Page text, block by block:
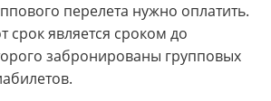
перелета нужно оплатить.
срок является сроком до
забронированы групповых